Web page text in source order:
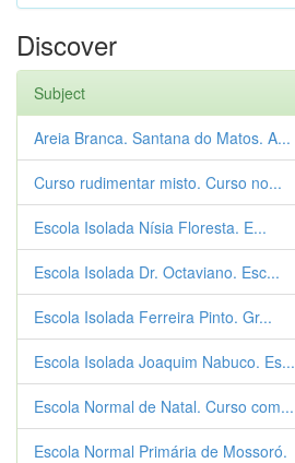
Discover
Subject
Areia Branca. Santana do Matos. A...
Curso rudimentar misto. Curso no...
Escola Isolada Nísia Floresta. E...
Escola Isolada Dr. Octaviano. Esc...
Escola Isolada Ferreira Pinto. Gr...
Escola Isolada Joaquim Nabuco. Es...
Escola Normal de Natal. Curso com...
Escola Normal Primária de Mossoró.